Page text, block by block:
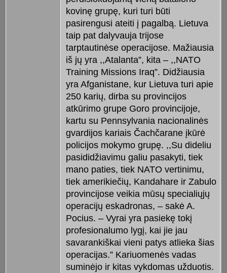
kovinę grupę, kuri turi būti
pasirengusi ateiti į pagalbą. Lietuva
taip pat dalyvauja trijose
tarptautinėse operacijose. Mažiausia
iš jų yra ,,Atalanta”, kita – ,,NATO
Training Missions Iraq”. Didžiausia
yra Afganistane, kur Lietuva turi apie
250 karių, dirba su provincijos
atkūrimo grupe Goro provincijoje,
kartu su Pennsylvania nacionalinės
gvardijos kariais Čachčarane įkūrė
policijos mokymo grupę. ,,Su dideliu
pasididžiavimu galiu pasakyti, tiek
mano paties, tiek NATO vertinimu,
tiek amerikiečių, Kandahare ir Zabulo
provincijose veikia mūsų specialiųjų
operacijų eskadronas, – sakė A.
Pocius. – Vyrai yra pasiekę tokį
profesionalumo lygį, kai jie jau
savarankiškai vieni patys atlieka šias
operacijas.” Kariuomenės vadas
suminėjo ir kitas vykdomas užduotis.